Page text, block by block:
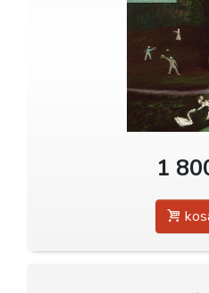
1